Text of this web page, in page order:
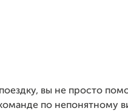
вы не просто
по непонятному